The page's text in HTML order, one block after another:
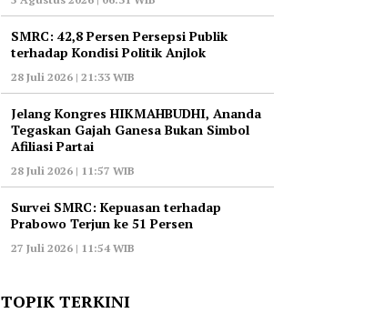
‎SMRC: 42,8 Persen Persepsi Publik
terhadap Kondisi Politik Anjlok
28 Juli 2026 | 21:33 WIB
‎Jelang Kongres HIKMAHBUDHI, Ananda
Tegaskan Gajah Ganesa Bukan Simbol
Afiliasi Partai
28 Juli 2026 | 11:57 WIB
‎Survei SMRC: Kepuasan terhadap
Prabowo Terjun ke 51 Persen
27 Juli 2026 | 11:54 WIB
TOPIK TERKINI